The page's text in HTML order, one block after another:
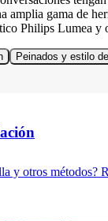
amplia gama de
Philips Lumea y
Peinados y estilo
y otros